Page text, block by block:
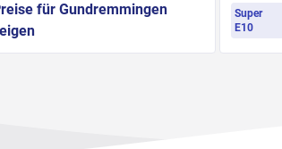
für Gundremmingen
Super
E10